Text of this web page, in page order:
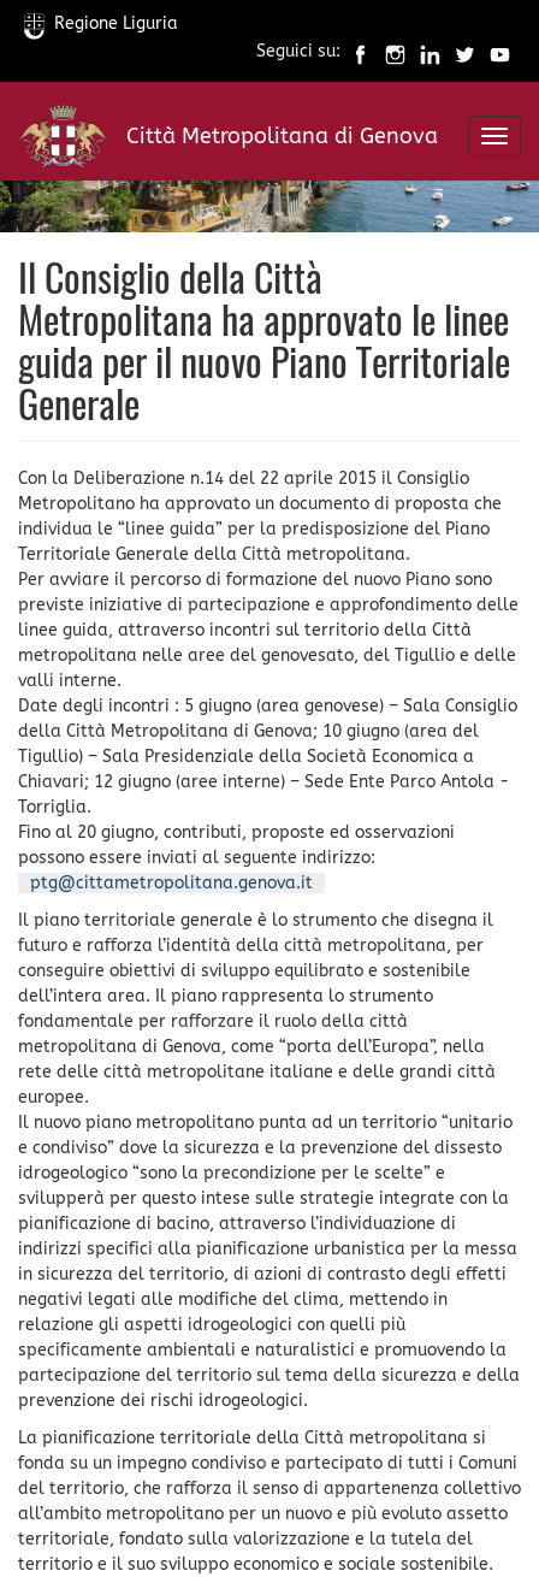
Salta
contenuto
principale
Regione Liguria
Seguici su:
Città Metropolitana di Genova
Il Consiglio della Città
Metropolitana ha approvato le linee
guida per il nuovo Piano Territoriale
Generale
Con la Deliberazione n.14 del 22 aprile 2015 il Consiglio
Metropolitano ha approvato un documento di proposta che
individua le “linee guida” per la predisposizione del Piano
Territoriale Generale della Città metropolitana.
Per avviare il percorso di formazione del nuovo Piano sono
previste iniziative di partecipazione e approfondimento delle
linee guida, attraverso incontri sul territorio della Città
metropolitana nelle aree del genovesato, del Tigullio e delle
valli interne.
Date degli incontri : 5 giugno (area genovese) – Sala Consiglio
della Città Metropolitana di Genova; 10 giugno (area del
Tigullio) – Sala Presidenziale della Società Economica a
Chiavari; 12 giugno (aree interne) – Sede Ente Parco Antola -
Torriglia.
Fino al 20 giugno, contributi, proposte ed osservazioni
possono essere inviati al seguente indirizzo:
ptg@cittametropolitana.genova.it
Il piano territoriale generale è lo strumento che disegna il
futuro e rafforza l’identità della città metropolitana, per
conseguire obiettivi di sviluppo equilibrato e sostenibile
dell’intera area. Il piano rappresenta lo strumento
fondamentale per rafforzare il ruolo della città
metropolitana di Genova, come “porta dell’Europa”, nella
rete delle città metropolitane italiane e delle grandi città
europee.
Il nuovo piano metropolitano punta ad un territorio “unitario
e condiviso” dove la sicurezza e la prevenzione del dissesto
idrogeologico “sono la precondizione per le scelte” e
svilupperà per questo intese sulle strategie integrate con la
pianificazione di bacino, attraverso l’individuazione di
indirizzi specifici alla pianificazione urbanistica per la messa
in sicurezza del territorio, di azioni di contrasto degli effetti
negativi legati alle modifiche del clima, mettendo in
relazione gli aspetti idrogeologici con quelli più
specificamente ambientali e naturalistici e promuovendo la
partecipazione del territorio sul tema della sicurezza e della
prevenzione dei rischi idrogeologici.
La pianificazione territoriale della Città metropolitana si
fonda su un impegno condiviso e partecipato di tutti i Comuni
del territorio, che rafforza il senso di appartenenza collettivo
all’ambito metropolitano per un nuovo e più evoluto assetto
territoriale, fondato sulla valorizzazione e la tutela del
territorio e il suo sviluppo economico e sociale sostenibile.